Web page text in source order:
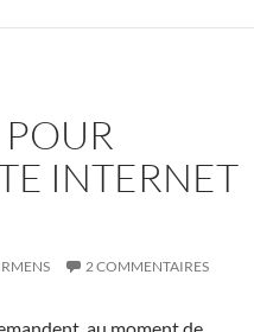
INTERNET
2 COMMENTAIRES